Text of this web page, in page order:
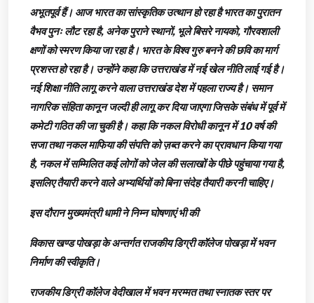
अभूतपूर्व हैं। आज भारत का सांस्कृतिक उत्थान हो रहा है भारत का पुरातन
वैभव पुनः लौट रहा है, अनेक पुराने स्थानों, भूले बिसरे नायको, गौरवशाली
क्षणों को स्मरण किया जा रहा है। भारत के विश्व गुरु बनने की छवि का मार्ग
प्रशस्त हो रहा है। उन्होंने कहा कि उत्तराखंड में नई खेल नीति लाई गई है।
नई शिक्षा नीति लागू करने वाला उत्तराखंड देश में पहला राज्य है। समान
नागरिक संहिता कानून जल्दी ही लागू कर दिया जाएगा जिसके संबंध में पूर्व में
कमेटी गठित की जा चुकी है। कहा कि नकल विरोधी कानून में 10 वर्ष की
सजा तथा नकल माफिया की संपत्ति को ज़ब्त करने का प्रावधान किया गया
है, नकल में सम्मिलित कई लोगों को जेल की सलाखों के पीछे पहुंचाया गया है,
इसलिए तैयारी करने वाले अभ्यर्थियों को बिना संदेह तैयारी करनी चाहिए।
इस दौरान मुख्यमंत्री धामी ने निम्न घोषणाएं भी की
विकास खण्ड पोखड़ा के अन्तर्गत राजकीय डिग्री कॉलेज पोखड़ा में भवन
निर्माण की स्वीकृति।
राजकीय डिग्री कॉलेज वेदीखाल में भवन मरम्मत तथा स्नातक स्तर पर